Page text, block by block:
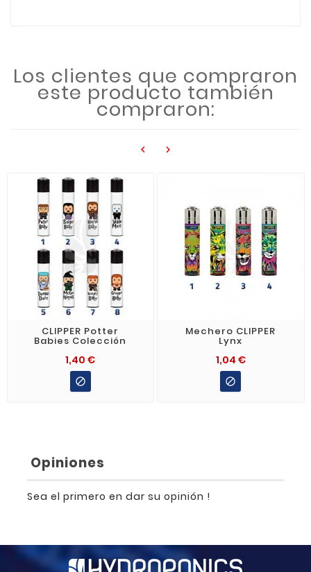
Los clientes que compraron
este producto también
compraron:
 
CLIPPER Potter
Babies Colección
1,40 €

Mechero CLIPPER
Lynx
1,04 €

Opiniones
Sea el primero en dar su opinión !